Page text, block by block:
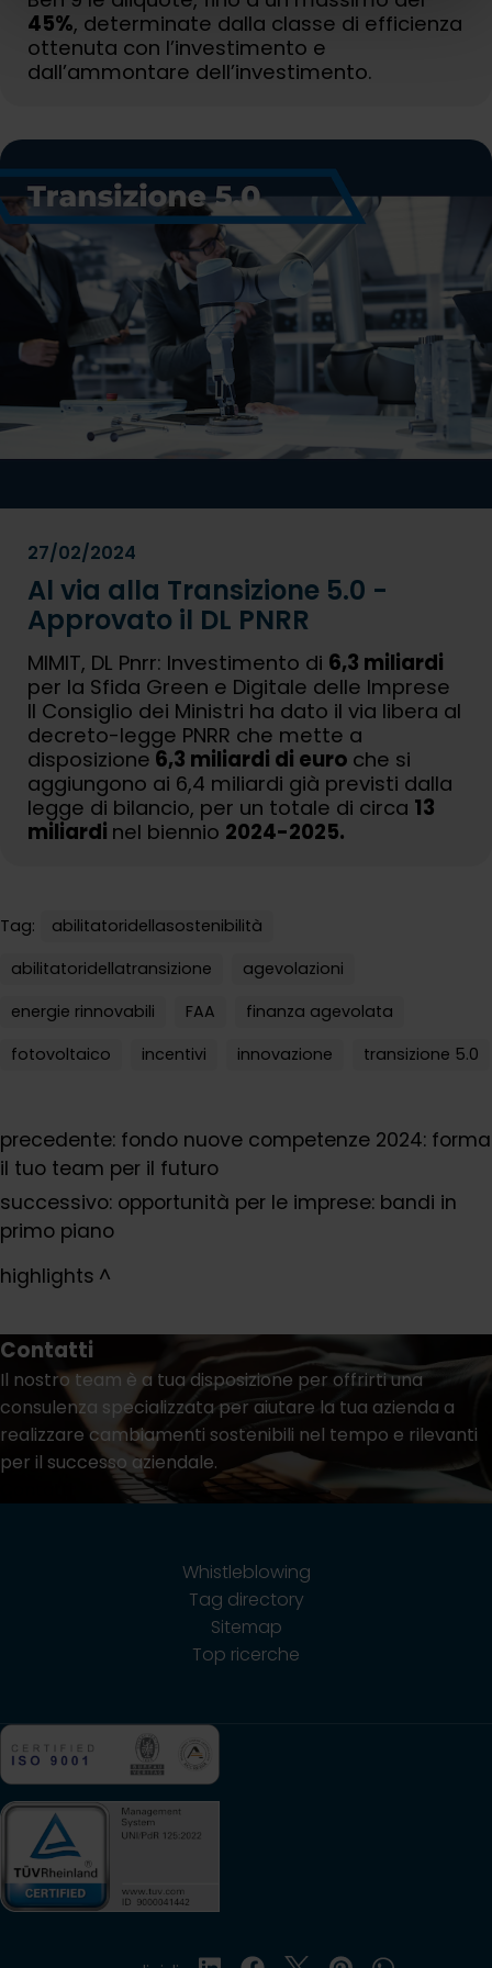
45%, determinate dalla classe di efficienza
ottenuta con l’investimento e
dall’ammontare dell’investimento.
27/02/2024
Al via alla Transizione 5.0 -
Approvato il DL PNRR
MIMIT, DL Pnrr: Investimento di 6,3 miliardi
per la Sfida Green e Digitale delle Imprese
Il Consiglio dei Ministri ha dato il via libera al
decreto-legge PNRR che mette a
disposizione 6,3 miliardi di euro che si
aggiungono ai 6,4 miliardi già previsti dalla
legge di bilancio, per un totale di circa 13
miliardi nel biennio 2024-2025.
Tag:
abilitatoridellasostenibilità
abilitatoridellatransizione
agevolazioni
energie rinnovabili
FAA
finanza agevolata
fotovoltaico
incentivi innovazione transizione 5.0
precedente: fondo nuove competenze 2024: forma
il tuo team per il futuro
successivo: opportunità per le imprese: bandi in
primo piano
highlights
Contatti
Il nostro team è a tua disposizione per offrirti una
consulenza specializzata per aiutare la tua azienda a
realizzare cambiamenti sostenibili nel tempo e rilevanti
per il successo aziendale.
Whistleblowing
Tag directory
Sitemap
Top ricerche